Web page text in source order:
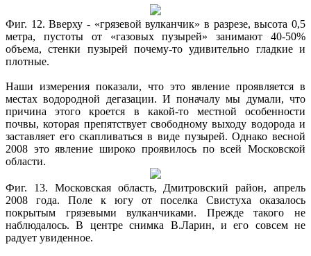
Фиг. 12. Вверху - «грязевой вулканчик» в разрезе, высота 0,5
метра, пустоты от «газовых пузырей» занимают 40-50%
объема, стенки пузырей почему-то удивительно гладкие и
плотные.
Наши измерения показали, что это явление проявляется в
местах водородной дегазации. И поначалу мы думали, что
причина этого кроется в какой-то местной особенности
почвы, которая препятствует свободному выходу водорода и
заставляет его скапливаться в виде пузырей. Однако весной
2008 это явление широко проявилось по всей Московской
области.
Фиг. 13. Московская область, Дмитровский район, апрель
2008 года. Поле к югу от поселка Свистуха оказалось
покрытым грязевыми вулканчиками. Прежде такого не
наблюдалось. В центре снимка В.Ларин, и его совсем не
радует увиденное.